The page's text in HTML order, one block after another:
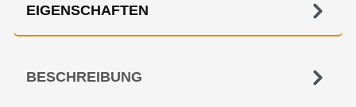
EIGENSCHAFTEN
BESCHREIBUNG